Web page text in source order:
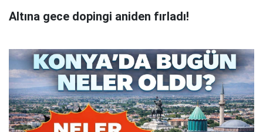
Altına gece dopingi aniden fırladı!